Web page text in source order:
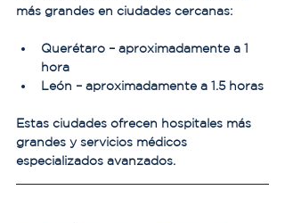
más grandes en ciudades cercanas:
Querétaro – aproximadamente a 1
hora
León – aproximadamente a 1.5 horas
Estas ciudades ofrecen hospitales más
grandes y servicios médicos
especializados avanzados.